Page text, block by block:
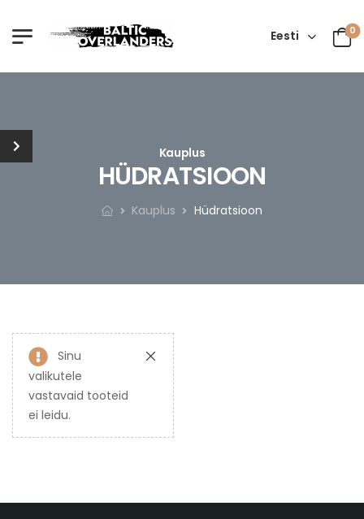
Eesti 0
Kauplus
HÜDRATSIOON
Kauplus Hüdratsioon
Sinu
valikutele
vastavaid tooteid
ei leidu.